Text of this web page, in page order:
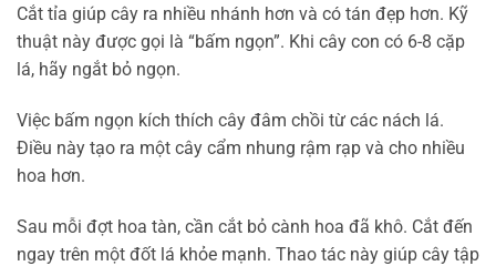
Cắt tỉa giúp cây ra nhiều nhánh hơn và có tán đẹp hơn. Kỹ
thuật này được gọi là “bấm ngọn”. Khi cây con có 6-8 cặp
lá, hãy ngắt bỏ ngọn.
Việc bấm ngọn kích thích cây đâm chồi từ các nách lá.
Điều này tạo ra một cây cẩm nhung rậm rạp và cho nhiều
hoa hơn.
Sau mỗi đợt hoa tàn, cần cắt bỏ cành hoa đã khô. Cắt đến
ngay trên một đốt lá khỏe mạnh. Thao tác này giúp cây tập